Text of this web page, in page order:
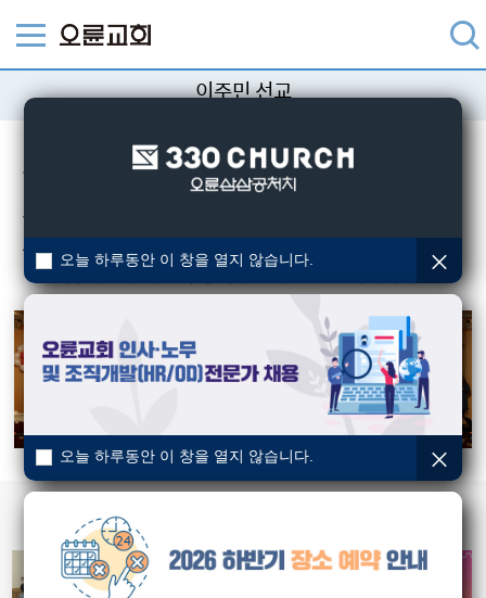
이주민 선교
오륜교회 이주민선교팀은 ‘그들로 그들의 민족을 구원하게
하라’라는 비전을 가지고,지역교회와 이주민센터와의
협력모델을 구축하고,
선교 역량으로 열방을 구원하시려는
오늘 하루동안 이 창을 열지 않습니다.
오늘 하루동안 이 창을 열지 않습니다.